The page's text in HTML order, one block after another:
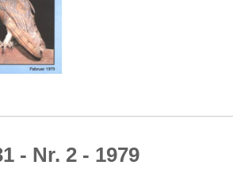
- Nr. 2 - 1979